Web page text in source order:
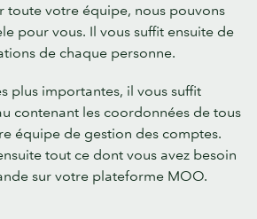
toute votre équipe, nous pouvons
pour vous. Il vous suffit ensuite de
de chaque personne.
plus importantes, il vous suffit
contenant les coordonnées de tous
équipe de gestion des comptes.
tout ce dont vous avez besoin
sur votre plateforme MOO.